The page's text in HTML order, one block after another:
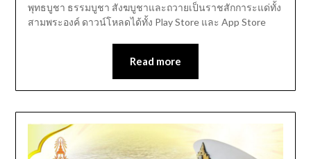
พุทธบูชา ธรรมบูชา สังฆบูชาและถวายเป็นราชสักการะแด่ทั้ง
สามพระองค์ ดาวน์โหลดได้ทั้ง Play Store และ App Store
Read more